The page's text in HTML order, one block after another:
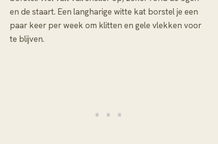
en de staart. Een langharige witte kat borstel je een
paar keer per week om klitten en gele vlekken voor
te blijven.